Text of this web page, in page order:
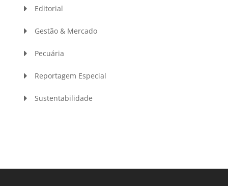
Editorial
Gestão & Mercado
Pecuária
Reportagem Especial
Sustentabilidade